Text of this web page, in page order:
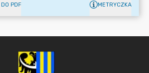
PDF METRYCZKA